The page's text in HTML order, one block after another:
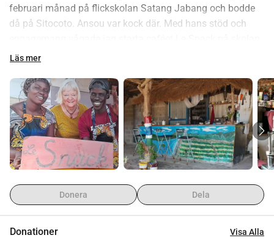
februari månad på flickskolan Satang Jabang och bodde
då på Sitocoto. Ansou var kock där. Med hans stöd och
Han byggde senare en beach club vid Sitocoto. Nu är det
hem där han nu bor med sin fru Kelly, som är från Italien.
De gifte sig i januari.
Läs mer
Donera Dela
Donationer Visa Alla